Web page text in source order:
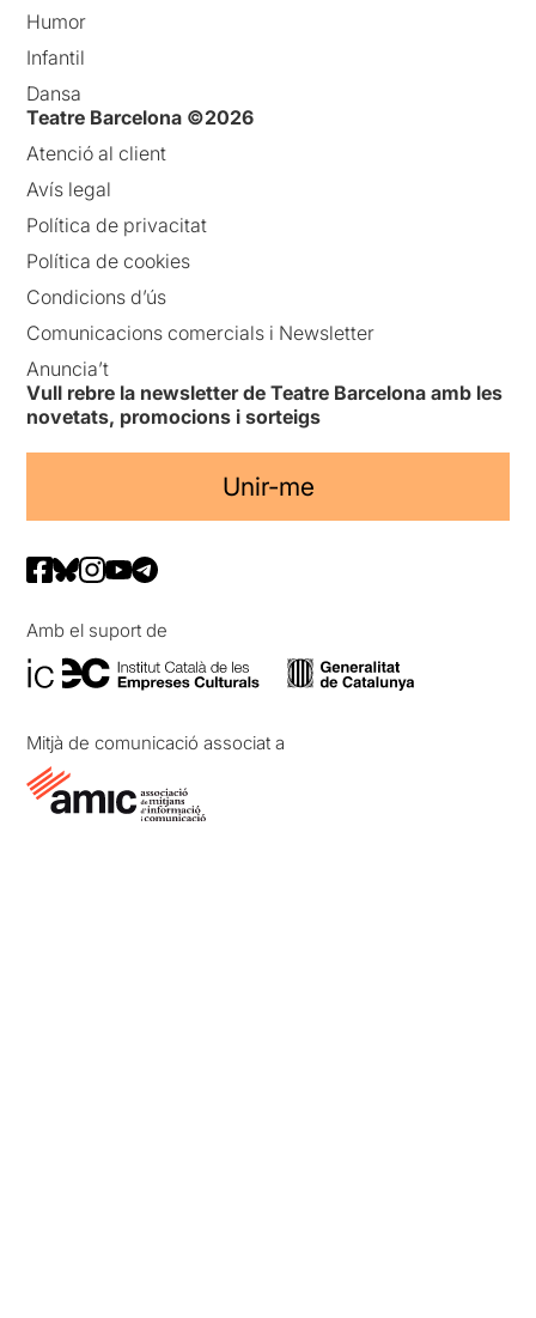
Humor
Infantil
Dansa
Teatre Barcelona ©2026
Atenció al client
Avís legal
Política de privacitat
Política de cookies
Condicions d’ús
Comunicacions comercials i Newsletter
Anuncia’t
Vull rebre la newsletter de Teatre Barcelona amb les
novetats, promocions i sorteigs
Unir-me
Amb el suport de
Mitjà de comunicació associat a